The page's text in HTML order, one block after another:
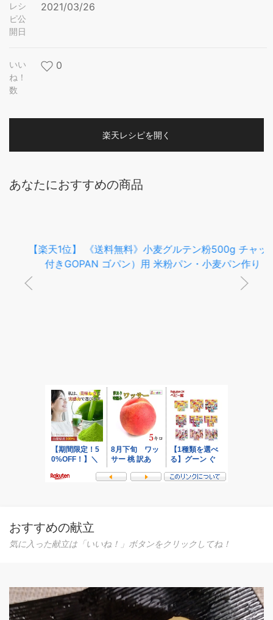
レシ
ピ公
開日
2021/03/26
いい
ね！
数
0
楽天レシピを開く
あなたにおすすめの商品
【楽天1位】 《送料無料》小麦グルテン粉500g チャック
付きGOPAN ゴパン）用 米粉パン・小麦パン作り
おすすめの献立
気に入った献立は「いいね！」ボタンをクリックしてね！